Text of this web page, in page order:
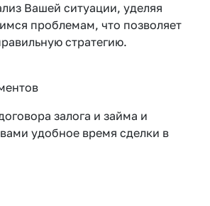
Вашей ситуации, уделяя
проблемам, что позволяет
стратегию.
залога и займа и
удобное время сделки в